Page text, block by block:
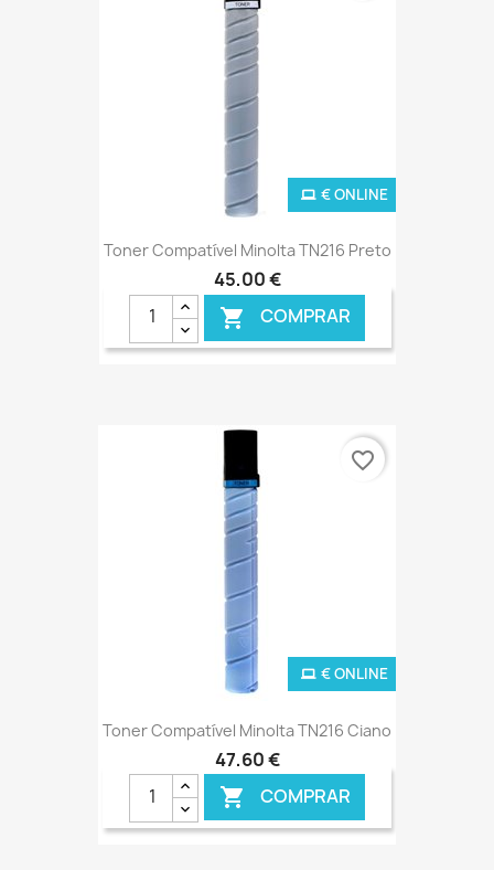
Toner Compatível Minolta TN216 Preto
45,00 €
 COMPRAR
€ ONLINE
Toner Compatível Minolta TN216 Ciano
47,60 €
 COMPRAR
€ ONLINE
favorite_border